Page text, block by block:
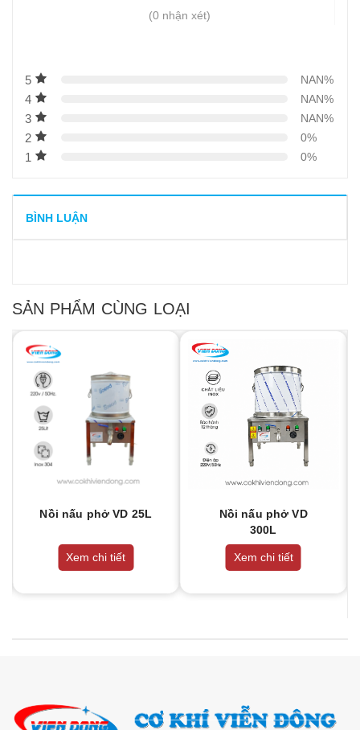
(0 nhận xét)
5 NAN%
4 NAN%
3 NAN%
2 0%
1 0%
BÌNH LUẬN
SẢN PHẨM CÙNG LOẠI
Nồi nấu phở VD 25L
Xem chi tiết
Nồi nấu phở VD
300L
Xem chi tiết